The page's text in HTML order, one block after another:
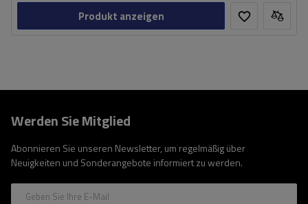
Produkt anzeigen
Werden Sie Mitglied
Abonnieren Sie unseren Newsletter, um regelmäßig über
Neuigkeiten und Sonderangebote informiert zu werden.
Geben Sie Ihre E-Mail